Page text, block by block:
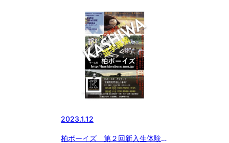
2023.1.12
柏ボーイズ 第２回新入生体験会